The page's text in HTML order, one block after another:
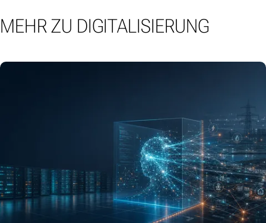
MEHR ZU DIGITALISIERUNG